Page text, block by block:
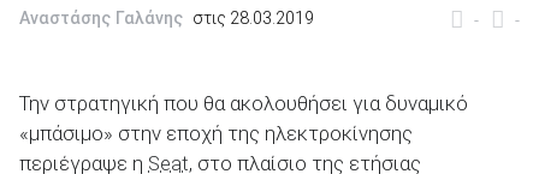
Καινούρια
- -
Αναστάσης Γαλάνης στις 28.03.2019
Την στρατηγική που θα ακολουθήσει για δυναμικό
«μπάσιμο» στην εποχή της ηλεκτροκίνησης
περιέγραψε η Seat, στο πλαίσιο της ετήσιας